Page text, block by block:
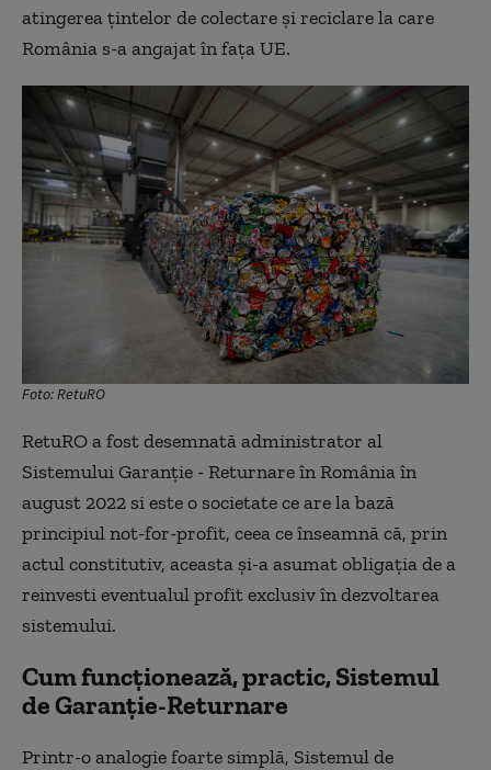
atingerea țintelor de colectare și reciclare la care
România s-a angajat în fața UE.
Foto: RetuRO
RetuRO a fost desemnată administrator al
Sistemului Garanție - Returnare în România în
august 2022 si este o societate ce are la bază
principiul not-for-profit, ceea ce înseamnă că, prin
actul constitutiv, aceasta şi-a asumat obligaţia de a
reinvesti eventualul profit exclusiv în dezvoltarea
sistemului.
Cum funcționează, practic, Sistemul
de Garanție-Returnare
Printr-o analogie foarte simplă, Sistemul de